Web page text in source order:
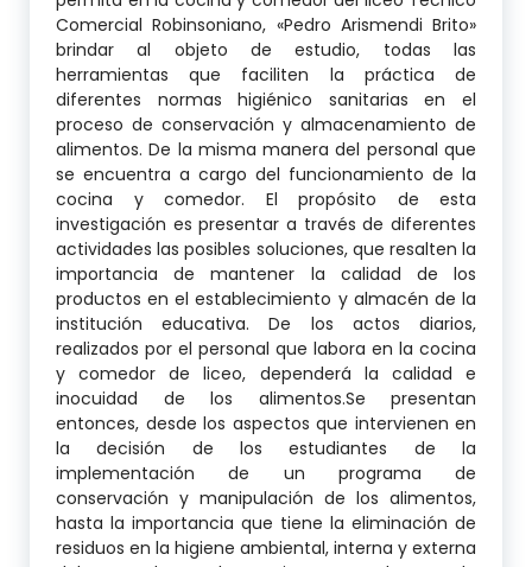
Comercial Robinsoniano, «Pedro Arismendi Brito»
brindar al objeto de estudio, todas las
herramientas que faciliten la práctica de
diferentes normas higiénico sanitarias en el
proceso de conservación y almacenamiento de
alimentos. De la misma manera del personal que
se encuentra a cargo del funcionamiento de la
cocina y comedor. El propósito de esta
investigación es presentar a través de diferentes
actividades las posibles soluciones, que resalten la
importancia de mantener la calidad de los
productos en el establecimiento y almacén de la
institución educativa. De los actos diarios,
realizados por el personal que labora en la cocina
y comedor de liceo, dependerá la calidad e
inocuidad de los alimentos.Se presentan
entonces, desde los aspectos que intervienen en
la decisión de los estudiantes de la
implementación de un programa de
conservación y manipulación de los alimentos,
hasta la importancia que tiene la eliminación de
residuos en la higiene ambiental, interna y externa